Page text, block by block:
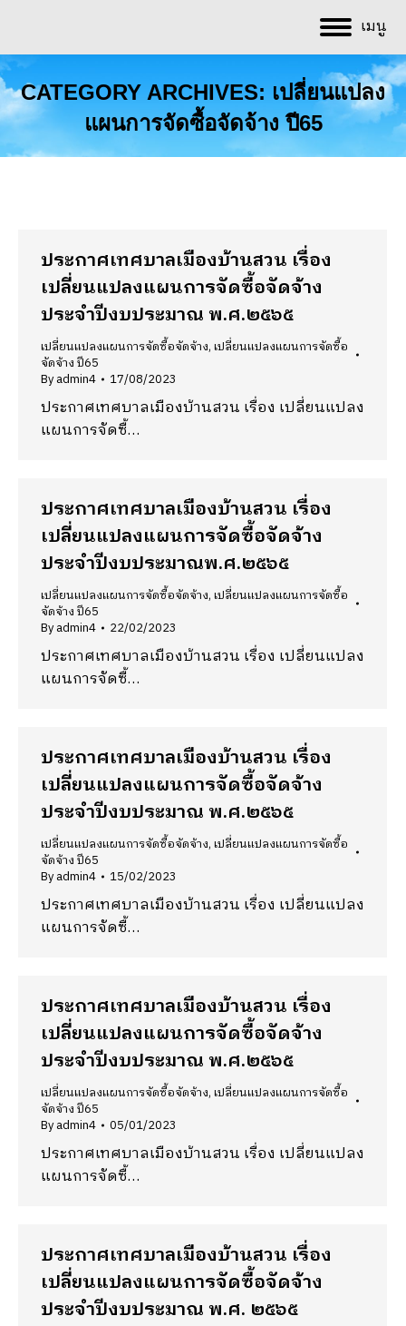
เมนู
CATEGORY ARCHIVES: เปลี่ยนแปลง
แผนการจัดซื้อจัดจ้าง ปี65
You are here:
ประกาศเทศบาลเมืองบ้านสวน เรื่อง
เปลี่ยนแปลงแผนการจัดซื้อจัดจ้าง
ประจำปีงบประมาณ พ.ศ.๒๕๖๕
เปลี่ยนแปลงแผนการจัดซื้อจัดจ้าง,เปลี่ยนแปลงแผนการจัดซื้อ
จัดจ้าง ปี65
Byadmin4 17/08/2023
ประกาศเทศบาลเมืองบ้านสวน เรื่อง เปลี่ยนแปลง
แผนการจัดซื้…
ประกาศเทศบาลเมืองบ้านสวน เรื่อง
เปลี่ยนแปลงแผนการจัดซื้อจัดจ้าง
ประจำปีงบประมาณพ.ศ.๒๕๖๕
เปลี่ยนแปลงแผนการจัดซื้อจัดจ้าง,เปลี่ยนแปลงแผนการจัดซื้อ
จัดจ้าง ปี65
Byadmin4 22/02/2023
ประกาศเทศบาลเมืองบ้านสวน เรื่อง เปลี่ยนแปลง
แผนการจัดซื้…
ประกาศเทศบาลเมืองบ้านสวน เรื่อง
เปลี่ยนแปลงแผนการจัดซื้อจัดจ้าง
ประจำปีงบประมาณ พ.ศ.๒๕๖๕
เปลี่ยนแปลงแผนการจัดซื้อจัดจ้าง,เปลี่ยนแปลงแผนการจัดซื้อ
จัดจ้าง ปี65
Byadmin4 15/02/2023
ประกาศเทศบาลเมืองบ้านสวน เรื่อง เปลี่ยนแปลง
แผนการจัดซื้…
ประกาศเทศบาลเมืองบ้านสวน เรื่อง
เปลี่ยนแปลงแผนการจัดซื้อจัดจ้าง
ประจำปีงบประมาณ พ.ศ.๒๕๖๕
เปลี่ยนแปลงแผนการจัดซื้อจัดจ้าง,เปลี่ยนแปลงแผนการจัดซื้อ
จัดจ้าง ปี65
Byadmin4 05/01/2023
ประกาศเทศบาลเมืองบ้านสวน เรื่อง เปลี่ยนแปลง
แผนการจัดซื้…
ประกาศเทศบาลเมืองบ้านสวน เรื่อง
เปลี่ยนแปลงแผนการจัดซื้อจัดจ้าง
ประจำปีงบประมาณ พ.ศ. ๒๕๖๕